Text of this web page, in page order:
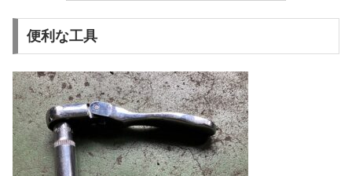
便利な工具